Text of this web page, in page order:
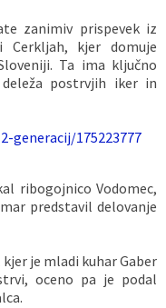
zanimiv prispevek iz
Cerkljah, kjer domuje
Ta ima ključno
postrvjih iker in
generacij/175223777
ribogojnico Vodomec,
predstavil delovanje
je mladi kuhar Gaber
oceno pa je podal